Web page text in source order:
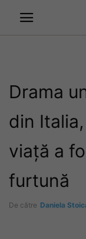
Drama
din
viață a
furtună
De către Daniela